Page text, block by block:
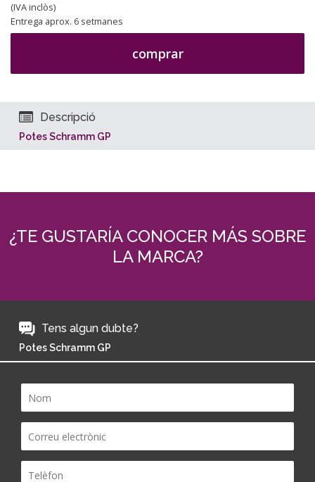
(IVA inclòs)
Entrega aprox. 6 setmanes
comprar
Descripció
Potes Schramm GP
¿TE GUSTARÍA CONOCER MÁS SOBRE
LA MARCA?
Tens algun dubte?
Potes Schramm GP